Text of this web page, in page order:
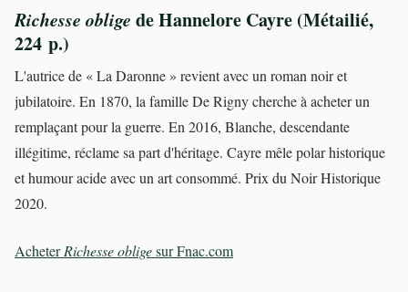
Richesse oblige de Hannelore Cayre (Métailié,
224 p.)
L'autrice de « La Daronne » revient avec un roman noir et
jubilatoire. En 1870, la famille De Rigny cherche à acheter un
remplaçant pour la guerre. En 2016, Blanche, descendante
illégitime, réclame sa part d'héritage. Cayre mêle polar historique
et humour acide avec un art consommé. Prix du Noir Historique
2020.
AcheterRichesse obligesur Fnac.com